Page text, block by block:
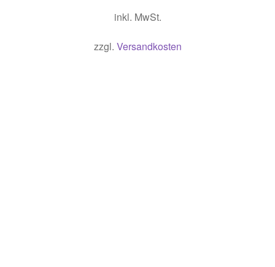
war:
inkl. MwSt.
zzgl. Versandkosten